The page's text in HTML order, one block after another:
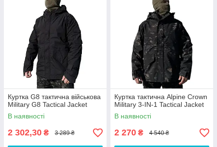
Куртка G8 тактична військова
Military G8 Tactical Jacket
В наявності
2 302,30 ₴ 3 289 ₴
Куртка тактична Alpine Crown
Military 3-IN-1 Tactical Jacket
В наявності
2 270 ₴ 4 540 ₴